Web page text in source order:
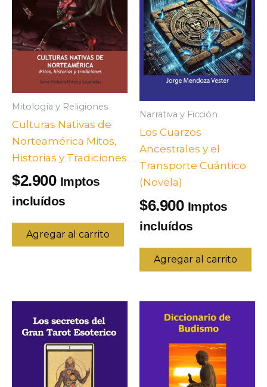
Mitología y Religiones
Culturas Nativas de
Norteamérica Mitos,
Historias y Tradiciones
$2.900 Imptos
incluídos
Agregar al carrito
Narrativa y Ficción
Los Cuarzos
Ancestrales y el
Transporte Cuántico
(Novela)
$6.900 Imptos
incluídos
Agregar al carrito